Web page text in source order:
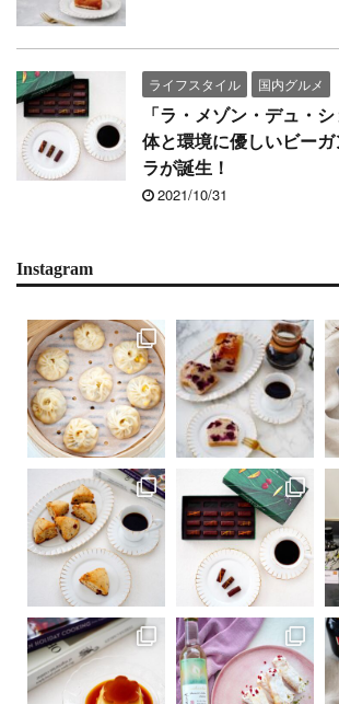
ライフスタイル
国内グルメ
「ラ・メゾン・デュ・
体と環境に優しいビーガ
ラが誕生！
2021/10/31
Instagram